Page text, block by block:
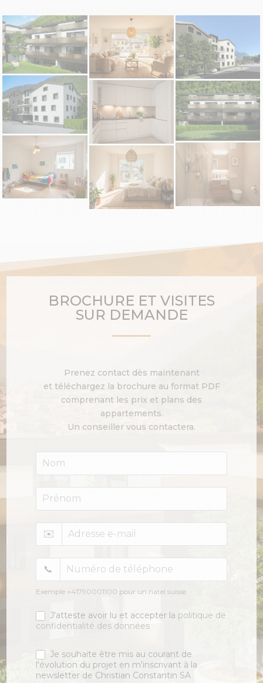
BROCHURE ET VISITES
SUR DEMANDE
Prenez contact dès maintenant
et téléchargez la brochure au format PDF
comprenant les prix et plans des
appartements.
Un conseiller vous contactera.
Le
✉️
📞
Exemple +41790001100 pour un natel suisse
J'atteste avoir lu et accepter la politique de
confidentialité des données
Je souhaite être mis au courant de
l'évolution du projet en m'inscrivant à la
newsletter de Christian Constantin SA